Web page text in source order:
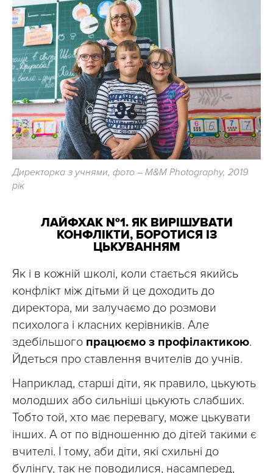
Директорка з учнями, фото – М&М Photography, 2019
рік
ЛАЙФХАК №1. ЯК ВИРІШУВАТИ
КОНФЛІКТИ, БОРОТИСЯ ІЗ
ЦЬКУВАННЯМ
Як і в кожній школі, коли стається якийсь
конфлікт між дітьми й це доходить до
директора, ми залучаємо до розмови
психолога і класних керівників. Але
здебільшого працюємо з профілактикою.
Йдеться про ставлення вчителів до учнів.
Наприклад, старші діти, як правило, цькують
молодших або сильніші цькують слабших.
Тобто той, хто має перевагу, може цькувати
інших. А от по відношенню до дітей такими є
вчителі. І тому, аби діти, які схильні до
булінгу, так не поводилися, насамперед,